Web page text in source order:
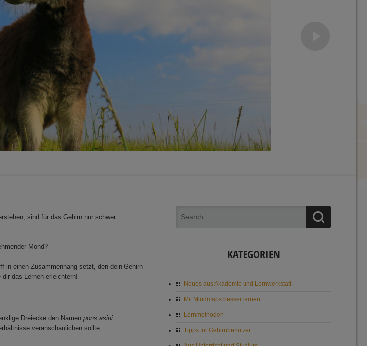
sind für das Gehirn nur schwer
Mond?
in einen Zusammenhang setzt, den dein Gehirn
das Lernen erleichtern!
Dreiecke den Namen pons asini:
veranschaulichen sollte.
KATEGORIEN
Neues aus Akademie und Lernwerkstatt
Mit Mindmaps besser lernen
Lernmethoden
Tipps für Gehirnbenutzer